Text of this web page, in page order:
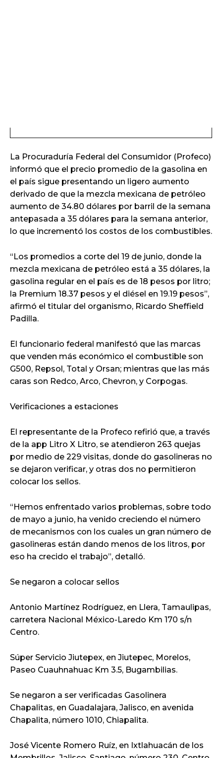
La Procuraduría Federal del Consumidor (Profeco)
informó que el precio promedio de la gasolina en
el país sigue presentando un ligero aumento
derivado de que la mezcla mexicana de petróleo
aumento de 34.80 dólares por barril de la semana
antepasada a 35 dólares para la semana anterior,
lo que incrementó los costos de los combustibles.
“Los promedios a corte del 19 de junio, donde la
mezcla mexicana de petróleo está a 35 dólares, la
gasolina regular en el país es de 18 pesos por litro;
la Premium 18.37 pesos y el diésel en 19.19 pesos”,
afirmó el titular del organismo, Ricardo Sheffield
Padilla.
El funcionario federal manifestó que las marcas
que venden más económico el combustible son
G500, Repsol, Total y Orsan; mientras que las más
caras son Redco, Arco, Chevron, y Corpogas.
Verificaciones a estaciones
El representante de la Profeco refirió que, a través
de la app Litro X Litro, se atendieron 263 quejas
por medio de 229 visitas, donde do gasolineras no
se dejaron verificar, y otras dos no permitieron
colocar los sellos.
“Hemos enfrentado varios problemas, sobre todo
de mayo a junio, ha venido creciendo el número
de mecanismos con los cuales un gran número de
gasolineras están dando menos de los litros, por
eso ha crecido el trabajo”, detalló.
Se negaron a colocar sellos
Antonio Martínez Rodríguez, en Llera, Tamaulipas,
carretera Nacional México-Laredo Km 170 s/n
Centro.
Súper Servicio Jiutepex, en Jiutepec, Morelos,
Paseo Cuauhnahuac Km 3.5, Bugambilias.
Se negaron a ser verificadas Gasolinera
Chapalitas, en Guadalajara, Jalisco, en avenida
Chapalita, número 1010, Chiapalita.
José Vicente Romero Ruíz, en Ixtlahuacán de los